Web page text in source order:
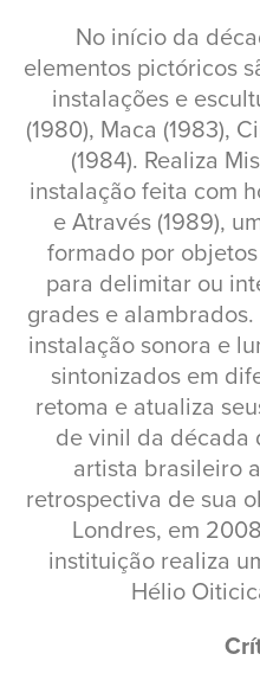
No início da
elementos pictóricos
instalações e
(1980), Maca (1983),
(1984). Realiza
instalação feita com
e Através (1989),
formado por
para delimitar ou
grades e
instalação sonora e
sintonizados em
retoma e atualiza
de vinil da década
artista brasileiro
retrospectiva de sua
Londres, em
instituição realiza
Hélio